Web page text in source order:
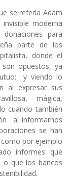
se refería Adam
moderna
para
parte de los
donde el
opuestos, ya
y viendo lo
al expresar sus
mágica,
cuando también
al informarnos
se han
por ejemplo
informes que
o que los bancos